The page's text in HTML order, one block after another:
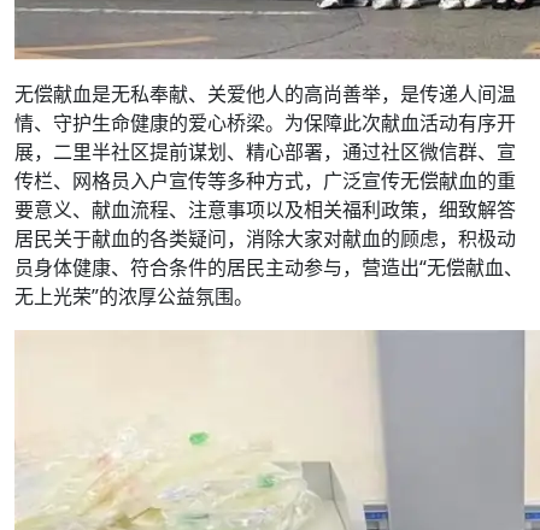
无偿献血是无私奉献、关爱他人的高尚善举，是传递人间温
情、守护生命健康的爱心桥梁。为保障此次献血活动有序开
展，二里半社区提前谋划、精心部署，通过社区微信群、宣
传栏、网格员入户宣传等多种方式，广泛宣传无偿献血的重
要意义、献血流程、注意事项以及相关福利政策，细致解答
居民关于献血的各类疑问，消除大家对献血的顾虑，积极动
员身体健康、符合条件的居民主动参与，营造出“无偿献血、
无上光荣”的浓厚公益氛围。